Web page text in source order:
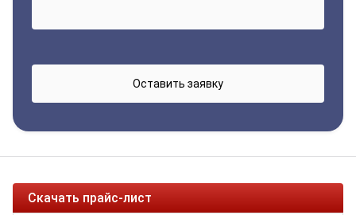
Скачать прайс-лист